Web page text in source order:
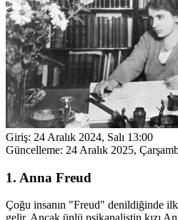
Giriş: 24 Aralık 2024, Salı 13:00
Güncelleme: 24 Aralık 2025,
1. Anna Freud
Çoğu insanın "Freud" denildiğinde